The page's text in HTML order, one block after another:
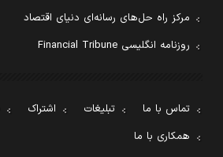
مرکز راه حل‌های رسانه‌ای دنیای اقتصاد
روزنامه انگلیسی Financial Tribune
تماس با ما تبلیغات اشتراک
همکاری با ما